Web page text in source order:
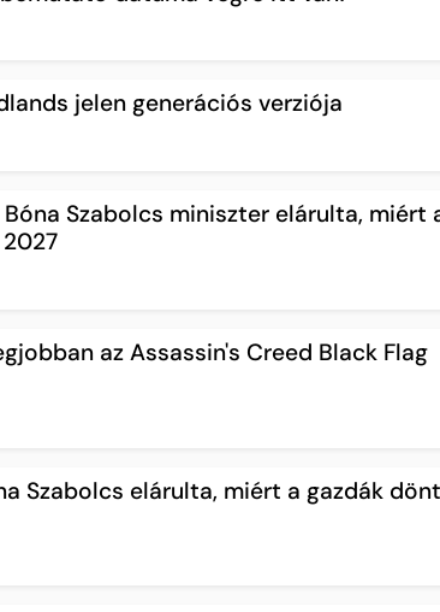
jelen generációs verziója
Szabolcs miniszter elárulta, miért
az Assassin's Creed Black Flag
Szabolcs elárulta, miért a gazdák